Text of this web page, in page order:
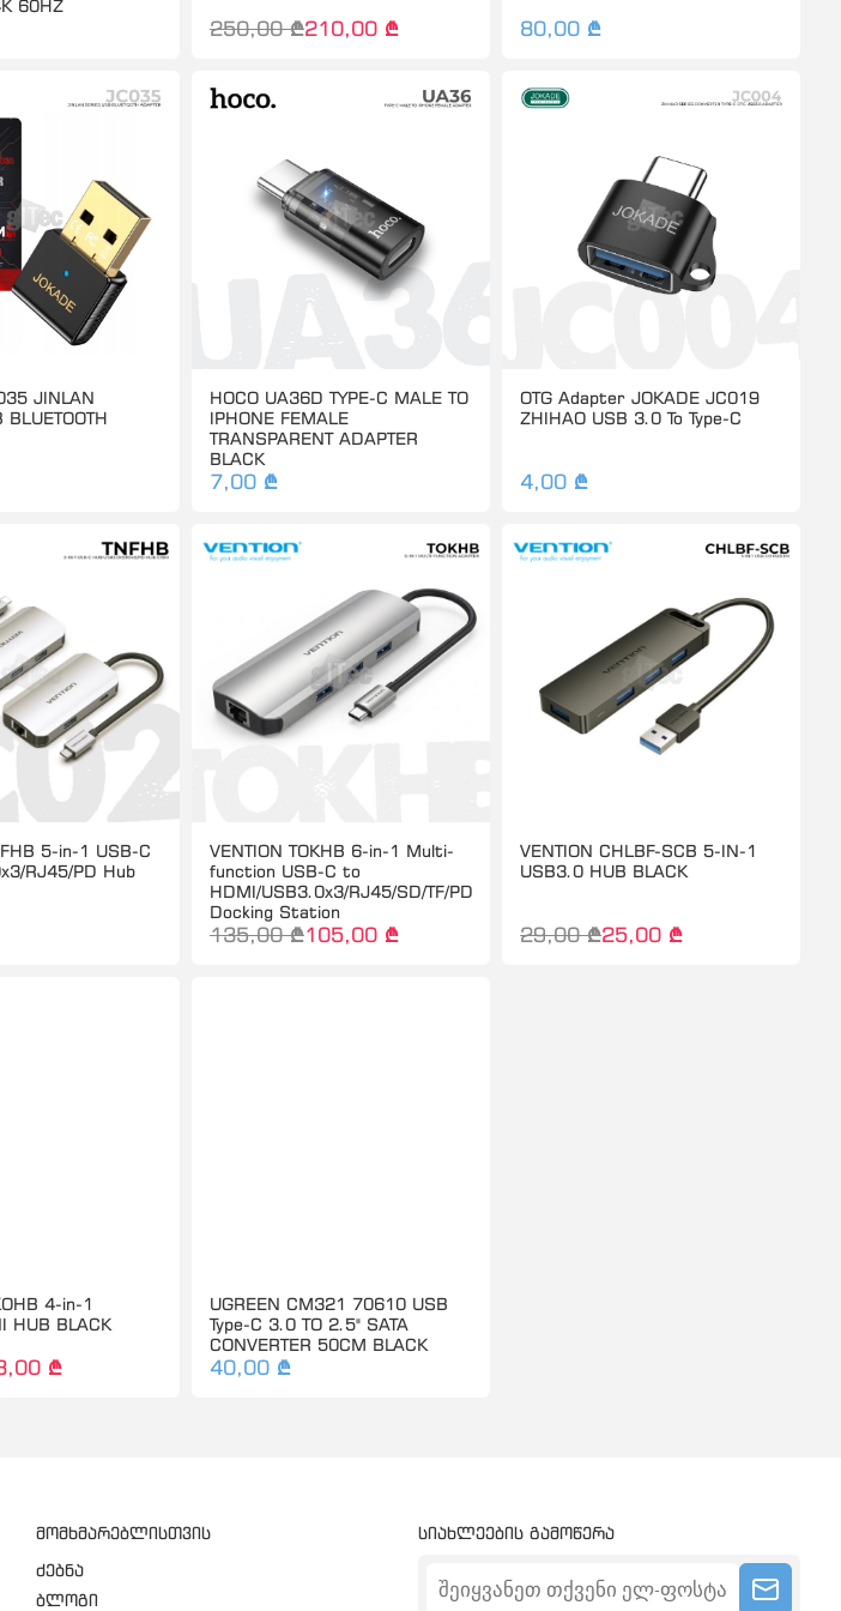
60HZ
250,00 ₾210,00 ₾ 80,00 ₾
JINLAN
HOCO UA36D TYPE-C MALE TO
IPHONE FEMALE
TRANSPARENT ADAPTER
BLACK
7,00 ₾
OTG Adapter JOKADE JC019
ZHIHAO USB 3.0 To Type-C
4,00 ₾
5-in-1 USB-C
RJ45/PD Hub
VENTION TOKHB 6-in-1 Multi-
function USB-C to
HDMI/USB3.0x3/RJ45/SD/TF/PD
Docking Station
135,00 ₾105,00 ₾
VENTION CHLBF-SCB 5-IN-1
USB3.0 HUB BLACK
29,00 ₾25,00 ₾
4-in-1
HUB BLACK
₾
UGREEN CM321 70610 USB
Type-C 3.0 TO 2.5" SATA
CONVERTER 50CM BLACK
40,00 ₾
მომხმარებლისთვის
ძებნა
ბლოგი
სიახლეების გამოწერა